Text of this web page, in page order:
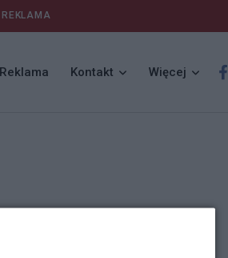
REKLAMA
Reklama Kontakt Więcej